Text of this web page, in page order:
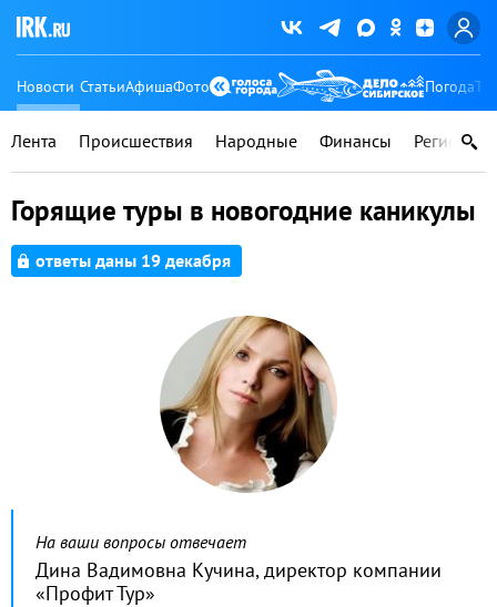
Новости СтатьиАфишаФото Погода
Лента Происшествия Народные Финансы Регионы
Горящие туры в новогодние каникулы
ответы даны 19 декабря
На ваши вопросы отвечает
Дина Вадимовна Кучина, директор компании
«Профит Тур»